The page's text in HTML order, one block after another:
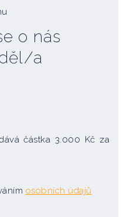
o nás
a
částka 3.000 Kč za
osobních údajů